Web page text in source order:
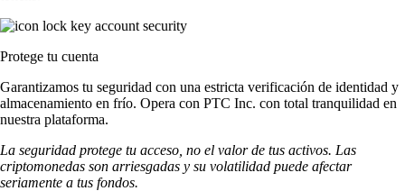
Protege tu cuenta
Garantizamos tu seguridad con una estricta verificación de identidad y
almacenamiento en frío. Opera con PTC Inc. con total tranquilidad en
nuestra plataforma.
La seguridad protege tu acceso, no el valor de tus activos. Las
criptomonedas son arriesgadas y su volatilidad puede afectar
seriamente a tus fondos.